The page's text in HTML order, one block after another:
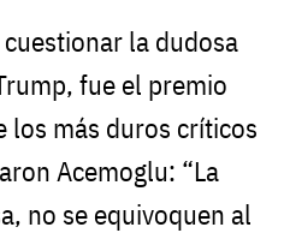
la dudosa
fue el premio
los más duros críticos
Acemoglu: “La
no se equivoquen al